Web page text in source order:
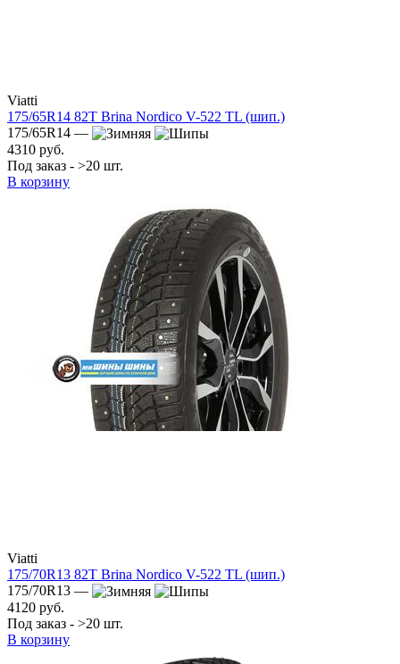
Viatti
175/65R14 82T Brina Nordico V-522 TL (шип.)
175/65R14 —
4310 руб.
Под заказ - >20 шт.
В корзину
Viatti
175/70R13 82T Brina Nordico V-522 TL (шип.)
175/70R13 —
4120 руб.
Под заказ - >20 шт.
В корзину